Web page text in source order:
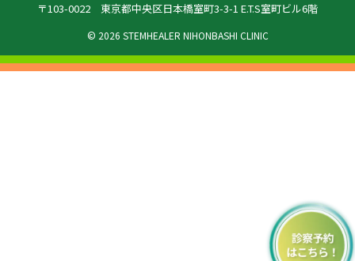
〒103-0022 東京都中央区日本橋室町3-3-1 E.T.S室町ビル6階
© 2026 STEMHEALER NIHONBASHI CLINIC